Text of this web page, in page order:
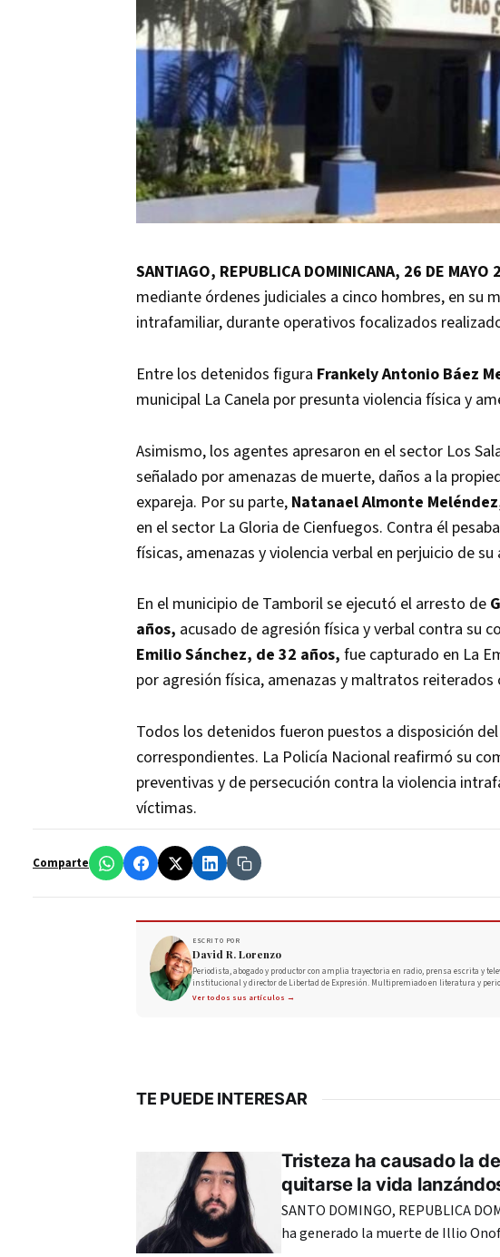
SANTIAGO, REPUBLICA DOMINICANA, 26 DE MAYO
mediante órdenes judiciales a cinco hombres, en su
intrafamiliar, durante operativos focalizados
Entre los detenidos figura Frankely Antonio Báez
municipal La Canela por presunta violencia física y
Asimismo, los agentes apresaron en el sector Los
señalado por amenazas de muerte, daños a la
expareja. Por su parte, Natanael Almonte
en el sector La Gloria de Cienfuegos. Contra él
físicas, amenazas y violencia verbal en perjuicio de
En el municipio de Tamboril se ejecutó el arresto de
años, acusado de agresión física y verbal contra su
Emilio Sánchez, de 32 años, fue capturado en La
por agresión física, amenazas y maltratos reiterados
Todos los detenidos fueron puestos a disposición
correspondientes. La Policía Nacional reafirmó su
preventivas y de persecución contra la violencia
víctimas.
Comparte
ESCRITO POR
David R. Lorenzo
Periodista, abogado y productor con amplia trayectoria en radio, prensa escrita y
institucional y director de Libertad de Expresión. Multipremiado en literatura y
Ver todos sus artículos →
TE PUEDE INTERESAR
Tristeza ha causado la
quitarse la vida
SANTO DOMINGO, REPUBLICA
ha generado la muerte de Illio